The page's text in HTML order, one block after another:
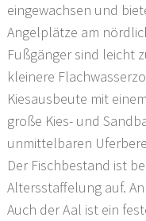
eingewachsen und
Angelplätze am
Fußgänger sind leicht
kleinere
Kiesausbeute mit
große Kies- und
unmittelbaren
Der Fischbestand ist
Altersstaffelung auf.
Auch der Aal ist ein